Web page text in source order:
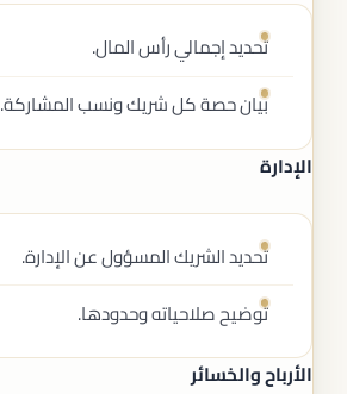
تحديد إجمالي رأس المال.
بيان حصة كل شريك ونسب المشاركة.
الإدارة
تحديد الشريك المسؤول عن الإدارة.
توضيح صلاحياته وحدودها.
الأرباح والخسائر